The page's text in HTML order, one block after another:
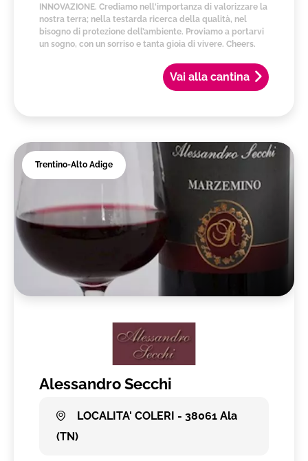
Vai alla cantina
INNOVAZIONE. Crediamo nell'importanza di valorizzare la
nostra terra; nella testarda ricerca della qualità, nel
bisogno di protezione dell’ambiente. Proviamo a portarvi
un sogno, con un sorriso e tanta gioia di vivere. Cheers.
Trentino-Alto Adige
Alessandro Secchi
LOCALITA' COLERI - 38061 Ala
(TN)